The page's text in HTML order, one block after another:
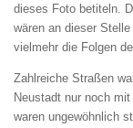
dieses Foto betiteln.
wären an dieser
vielmehr die Folgen
Zahlreiche Straßen
Neustadt nur noch
waren ungewöhnlich